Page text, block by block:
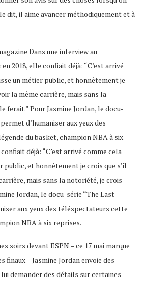
dit, il aime avancer méthodiquement et à
Dans une interview au
en 2018, elle confiait déjà: “C’est arrivé
un métier public, et honnêtement je
la même carrière, mais sans la
ferait.” Pour Jasmine Jordan, le docu-
d’humaniser aux yeux des
du basket, champion NBA à six
déjà: “C’est arrivé comme cela
public, et honnêtement je crois que s’il
mais sans la notoriété, je crois
Jordan, le docu-série “The Last
aux yeux des téléspectateurs cette
NBA à six reprises.
soirs devant ESPN – ce 17 mai marque
finaux – Jasmine Jordan envoie des
demander des détails sur certaines